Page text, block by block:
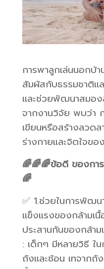
การพาลูกเล่นนอกบ้
สัมผัสกับธรรมชาติแ
และช่วยพัฒนาสมอง
จากงานวิจัย พบว่า
เขียนหรือสร้างลวด
ร่างกายและจิตใจข
🌈🌈🌈ข้อดี ของกา
🌈
✅ 1.ช่วยในการพัฒน
แข็งแรงของกล้ามเ
ประสานกันของกล้าม
: เด็กๆ มีหลายวิธี ใน
ถังและช้อน เทจาก